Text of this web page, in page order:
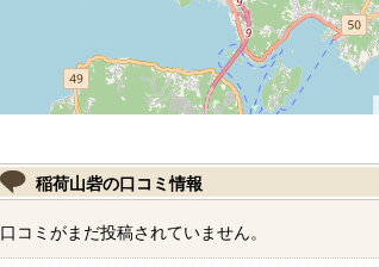
稲荷山砦の口コミ情報
口コミがまだ投稿されていません。